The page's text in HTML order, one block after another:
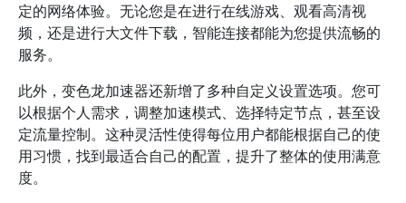
定的网络体验。无论您是在进行在线游戏、观看高清视
频，还是进行大文件下载，智能连接都能为您提供流畅的
服务。
此外，变色龙加速器还新增了多种自定义设置选项。您可
以根据个人需求，调整加速模式、选择特定节点，甚至设
定流量控制。这种灵活性使得每位用户都能根据自己的使
用习惯，找到最适合自己的配置，提升了整体的使用满意
度。